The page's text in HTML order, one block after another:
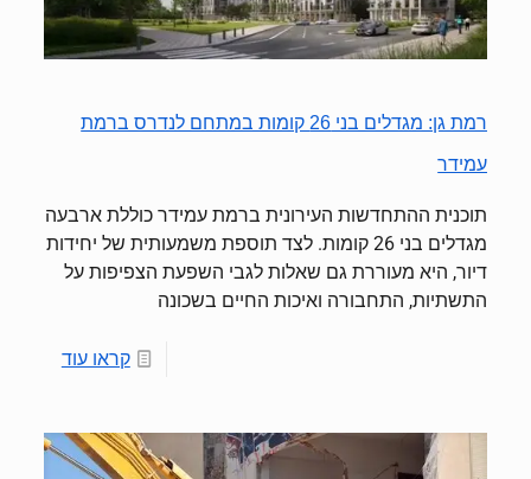
רמת גן: מגדלים בני 26 קומות במתחם לנדרס ברמת
עמידר
תוכנית ההתחדשות העירונית ברמת עמידר כוללת ארבעה
מגדלים בני 26 קומות. לצד תוספת משמעותית של יחידות
דיור, היא מעוררת גם שאלות לגבי השפעת הצפיפות על
התשתיות, התחבורה ואיכות החיים בשכונה
קראו עוד